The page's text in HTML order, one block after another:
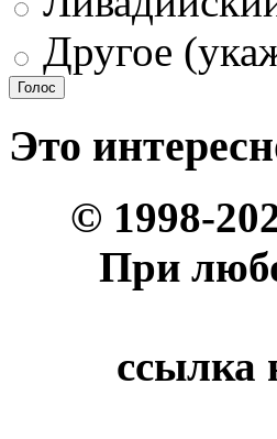
Другое
Это
© 1998-
При
ссылка